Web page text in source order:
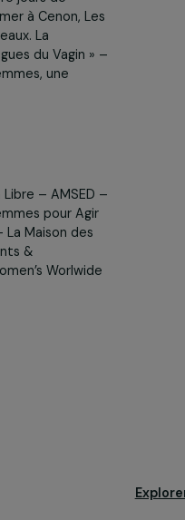
quatre jours de
Palmer à Cenon,
à Bordeaux. La
Monologues du Vagin
Ruches – La Maison
Enfants &